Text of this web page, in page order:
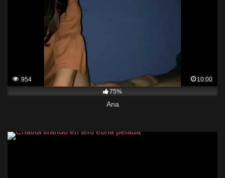
954
10:00
75%
Ana